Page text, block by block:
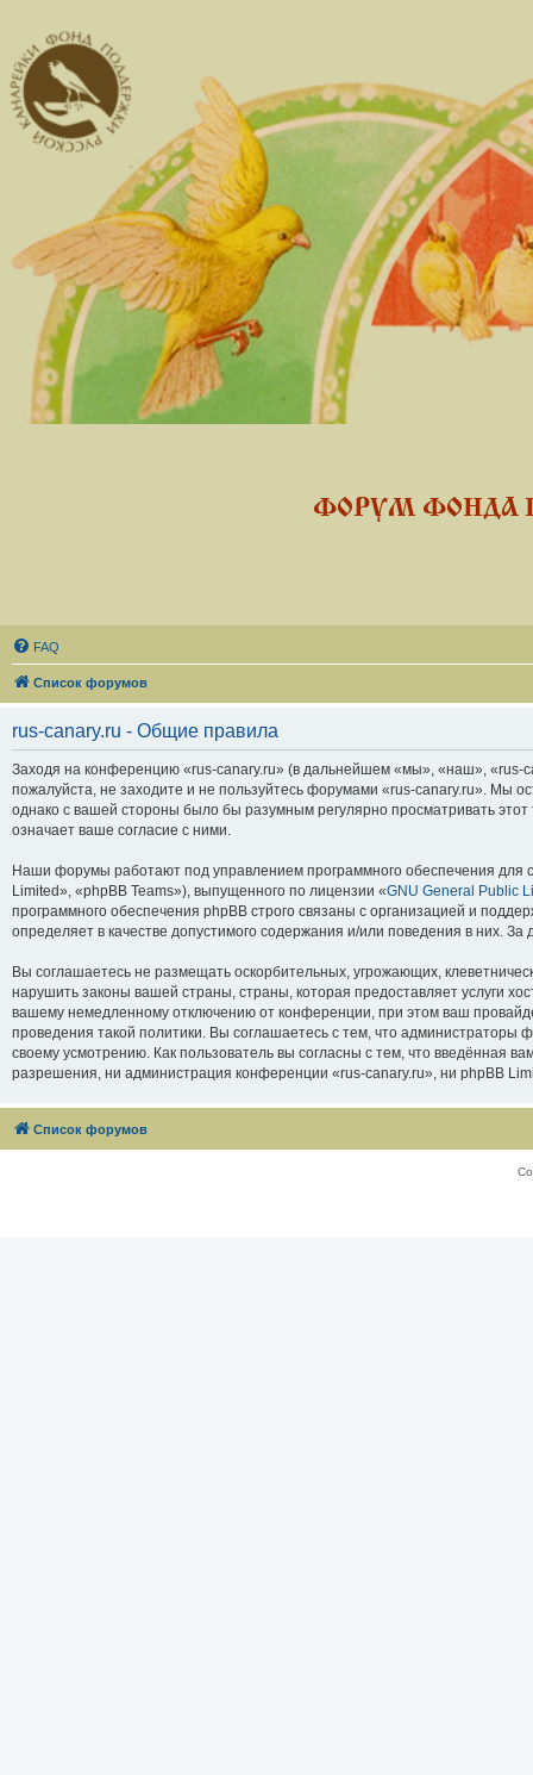
ФОРУМ ФОНДА
FAQ
Список форумов
rus-canary.ru - Общие правила
Заходя на конференцию «rus-canary.ru» (в дальнейшем «мы», «наш», «rus-
пожалуйста, не заходите и не пользуйтесь форумами «rus-canary.ru». Мы
однако с вашей стороны было бы разумным регулярно просматривать
означает ваше согласие с ними.
Наши форумы работают под управлением программного обеспечения
Limited», «phpBB Teams»), выпущенного по лицензии «GNU General Public
программного обеспечения phpBB строго связаны с организацией и
определяет в качестве допустимого содержания и/или поведения в них.
Вы соглашаетесь не размещать оскорбительных, угрожающих,
нарушить законы вашей страны, страны, которая предоставляет услуги
вашему немедленному отключению от конференции, при этом ваш
проведения такой политики. Вы соглашаетесь с тем, что
своему усмотрению. Как пользователь вы согласны с тем, что введённая
разрешения, ни администрация конференции «rus-canary.ru», ни phpBB
Список форумов